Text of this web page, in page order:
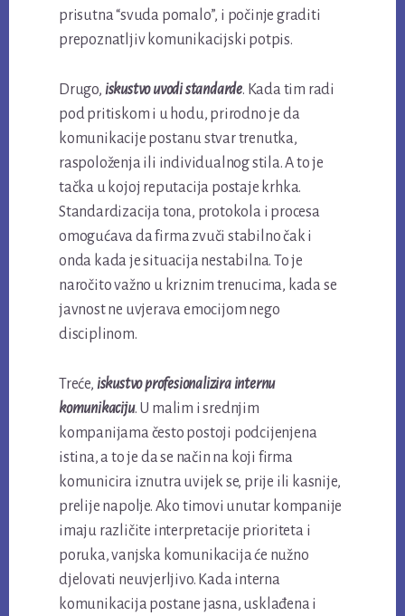
prisutna “svuda pomalo”, i počinje graditi
prepoznatljiv komunikacijski potpis.
Drugo, iskustvo uvodi standarde. Kada tim radi
pod pritiskom i u hodu, prirodno je da
komunikacije postanu stvar trenutka,
raspoloženja ili individualnog stila. A to je
tačka u kojoj reputacija postaje krhka.
Standardizacija tona, protokola i procesa
omogućava da firma zvuči stabilno čak i
onda kada je situacija nestabilna. To je
naročito važno u kriznim trenucima, kada se
javnost ne uvjerava emocijom nego
disciplinom.
Treće, iskustvo profesionalizira internu
komunikaciju. U malim i srednjim
kompanijama često postoji podcijenjena
istina, a to je da se način na koji firma
komunicira iznutra uvijek se, prije ili kasnije,
prelije napolje. Ako timovi unutar kompanije
imaju različite interpretacije prioriteta i
poruka, vanjska komunikacija će nužno
djelovati neuvjerljivo. Kada interna
komunikacija postane jasna, usklađena i